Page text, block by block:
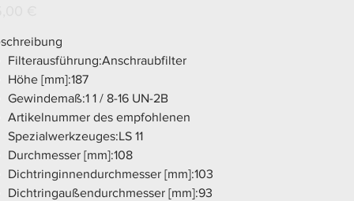
Filterausführung:Anschraubfilter
Höhe [mm]:187
Gewindemaß:1 1 / 8-16 UN-2B
Artikelnummer des empfohlenen
Spezialwerkzeuges:LS 11
Durchmesser [mm]:108
Dichtringinnendurchmesser [mm]:103
Dichtringaußendurchmesser [mm]:93